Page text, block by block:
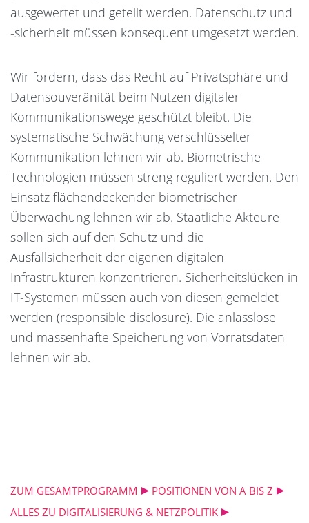
ausgewertet und geteilt werden. Datenschutz und
-sicherheit müssen konsequent umgesetzt werden.
Wir fordern, dass das Recht auf Privatsphäre und
Datensouveränität beim Nutzen digitaler
Kommunikationswege geschützt bleibt. Die
systematische Schwächung verschlüsselter
Kommunikation lehnen wir ab. Biometrische
Technologien müssen streng reguliert werden. Den
Einsatz flächendeckender biometrischer
Überwachung lehnen wir ab. Staatliche Akteure
sollen sich auf den Schutz und die
Ausfallsicherheit der eigenen digitalen
Infrastrukturen konzentrieren. Sicherheitslücken in
IT-Systemen müssen auch von diesen gemeldet
werden (responsible disclosure). Die anlasslose
und massenhafte Speicherung von Vorratsdaten
lehnen wir ab.
ZUM GESAMTPROGRAMM
POSITIONEN VON A BIS Z
ALLES ZU DIGITALISIERUNG & NETZPOLITIK